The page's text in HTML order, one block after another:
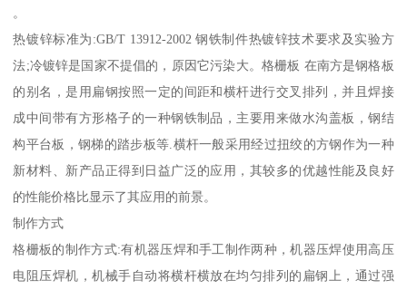
。
热镀锌标准为:GB/T 13912-2002 钢铁制件热镀锌技术要求及实验方
法;冷镀锌是国家不提倡的，原因它污染大。格栅板 在南方是钢格板
的别名，是用扁钢按照一定的间距和横杆进行交叉排列，并且焊接
成中间带有方形格子的一种钢铁制品，主要用来做水沟盖板，钢结
构平台板，钢梯的踏步板等.横杆一般采用经过扭绞的方钢作为一种
新材料、新产品正得到日益广泛的应用，其较多的优越性能及良好
的性能价格比显示了其应用的前景。
制作方式
格栅板的制作方式:有机器压焊和手工制作两种，机器压焊使用高压
电阻压焊机，机械手自动将横杆横放在均匀排列的扁钢上，通过强